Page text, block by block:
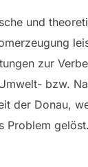
und
zur
bzw.
der Donau,
Problem gelöst.